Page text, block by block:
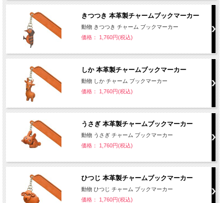
きつつき 本革製チャームブックマーカー
動物 きつつき チャーム ブックマーカー
価格： 1,760円(税込)
しか 本革製チャームブックマーカー
動物 しか チャーム ブックマーカー
価格： 1,760円(税込)
うさぎ 本革製チャームブックマーカー
動物 うさぎ チャーム ブックマーカー
価格： 1,760円(税込)
ひつじ 本革製チャームブックマーカー
動物 ひつじ チャーム ブックマーカー
価格： 1,760円(税込)